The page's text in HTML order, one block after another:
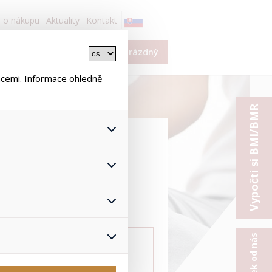
Vypočti si BMI/BMR
o nákupu Aktuality Kontakt
Košík je prázdný
Informace ohledně
s uživáním cookies. Pro
nedokážeme zjistit
se nevhodným